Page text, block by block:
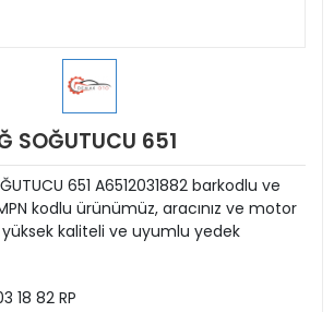
SOĞUTUCU 651
651 A6512031882 barkodlu ve
kodlu ürünümüz, aracınız ve motor
kaliteli ve uyumlu yedek
18 82 RP